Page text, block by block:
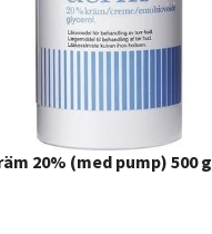
20% (med pump) 500 g